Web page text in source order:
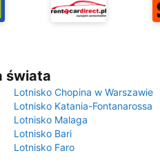
świata
Lotnisko Chopina w Warszawie
Lotnisko Katania-Fontanarossa
Lotnisko Malaga
Lotnisko Bari
Lotnisko Faro